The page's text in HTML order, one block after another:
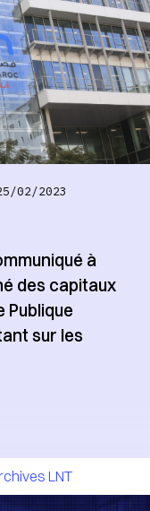
02/2023
à
des capitaux
Publique
sur les
LNT